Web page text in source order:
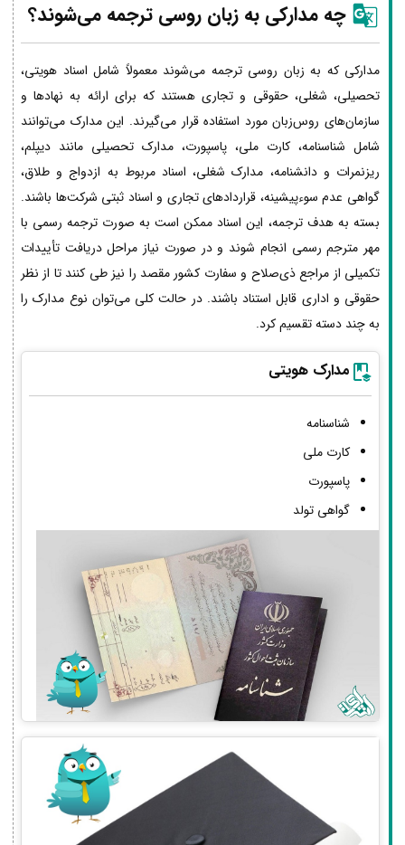
چه مدارکی به زبان روسی ترجمه می‌شوند؟
مدارکی که به زبان روسی ترجمه می‌شوند معمولاً شامل اسناد هویتی،
تحصیلی، شغلی، حقوقی و تجاری هستند که برای ارائه به نهادها و
سازمان‌های روس‌زبان مورد استفاده قرار می‌گیرند. این مدارک می‌توانند
شامل شناسنامه، کارت ملی، پاسپورت، مدارک تحصیلی مانند دیپلم،
ریزنمرات و دانشنامه، مدارک شغلی، اسناد مربوط به ازدواج و طلاق،
گواهی عدم سوءپیشینه، قراردادهای تجاری و اسناد ثبتی شرکت‌ها باشند.
بسته به هدف ترجمه، این اسناد ممکن است به صورت ترجمه رسمی با
مهر مترجم رسمی انجام شوند و در صورت نیاز مراحل دریافت تأییدات
تکمیلی از مراجع ذی‌صلاح و سفارت کشور مقصد را نیز طی کنند تا از نظر
حقوقی و اداری قابل استناد باشند. در حالت کلی می‌توان نوع مدارک را
به چند دسته تقسیم کرد.
مدارک هویتی
شناسنامه
کارت ملی
پاسپورت
گواهی تولد